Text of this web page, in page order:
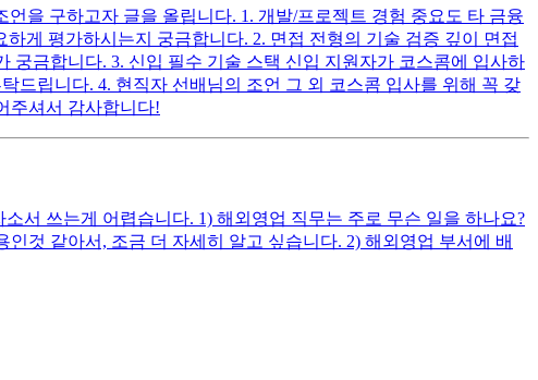
을 구하고자 글을 올립니다. 1. 개발/프로젝트 경험 중요도 타 금융
게 평가하시는지 궁금합니다. 2. 면접 전형의 기술 검증 깊이 면접
금합니다. 3. 신입 필수 기술 스택 신입 지원자가 코스콤에 입사하
드립니다. 4. 현직자 선배님의 조언 그 외 코스콤 입사를 위해 꼭 갖
주셔서 감사합니다!
서 쓰는게 어렵습니다. 1) 해외영업 직무는 주로 무슨 일을 하나요?
것 같아서, 조금 더 자세히 알고 싶습니다. 2) 해외영업 부서에 배